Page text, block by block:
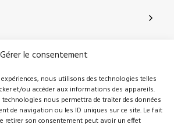
Gérer le consentement
nous utilisons des technologies telles
et/ou accéder aux informations des appareils.
technologies nous permettra de traiter des données
de navigation ou les ID uniques sur ce site. Le fait
retirer son consentement peut avoir un effet
Vallée-Jonction (Qc), G0S 3J0
8899info@novalie.ca